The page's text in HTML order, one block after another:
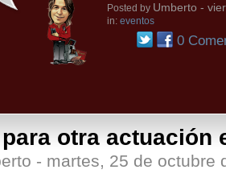
Posted by Umberto -
in: eventos
0
otra actuación
- martes, 25 de octubre